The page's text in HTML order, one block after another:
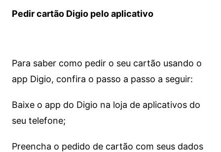
Pedir cartão Digio pelo aplicativo
Para saber como pedir o seu cartão usando o
app Digio, confira o passo a passo a seguir:
Baixe o app do Digio na loja de aplicativos do
seu telefone;
Preencha o pedido de cartão com seus dados